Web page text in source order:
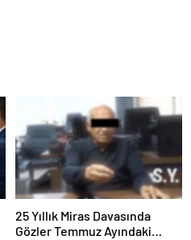
25 Yıllık Miras Davasında
Gözler Temmuz Ayındaki